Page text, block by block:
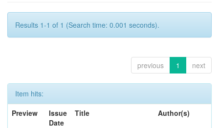
Results 1-1 of 1 (Search time: 0.001 seconds).
previous 1 next
Item hits:
Preview
Issue
Date
Title Author(s)